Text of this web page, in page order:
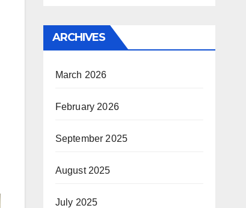
ARCHIVES
March 2026
February 2026
September 2025
August 2025
July 2025